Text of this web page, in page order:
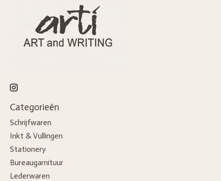
Categorieën
Schrijfwaren
Inkt & Vullingen
Stationery
Bureaugarnituur
Lederwaren